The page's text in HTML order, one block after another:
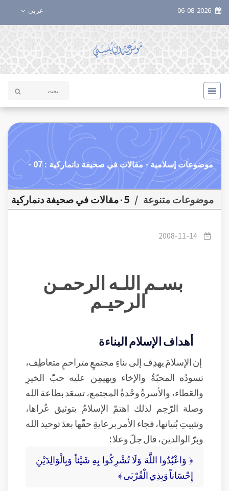
عربي
موضوعات إسلامية - مقالات في صحيفة دانماركية : 07 -
صلة الأرحام وتقوية الروابط الأسرية
موضوعات متنوعة / ٠5مقالات في صحيفة دنماركية
2008-11-14
بسـم اللـه الرحمـن
الرحيـم
أهداف الإسلام البناءة
إن الإسلامَ يهدِف إلى بناءِ مجتمعٍ متراحمٍ متعاطِف،
تسودُه المحبّةُ والإخاء ويهيمِن عليه حبّ الخيرِ
والعَطاء، والأسرةُ وحْدةُ المجتمع، تسعَد بطاعة الله
وصلة الرّحِم لذلك اهتمّ الإسلامُ بتوثيق عُراها،
وتثبيتِ بُنيانها، فجاء الأمر برعايةِ حقّها بعدَ توحيد الله
وبرّ الوالدين، قال جلّ وعلا :
﴿ وَاعْبُدُوا اللَّهَ وَلَا تُشْرِكُوا بِهِ شَيْئاً وَبِالْوَالِدَيْنِ
إِحْسَاناً وَبِذِي الْقُرْبَى ﴾